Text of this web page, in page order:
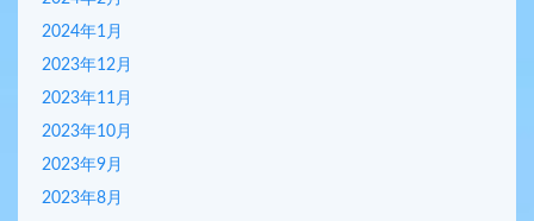
2024年1月
2023年12月
2023年11月
2023年10月
2023年9月
2023年8月